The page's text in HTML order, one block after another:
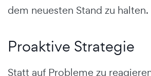
dem neuesten Stand zu halten.
Proaktive Strategie
Statt auf Probleme zu